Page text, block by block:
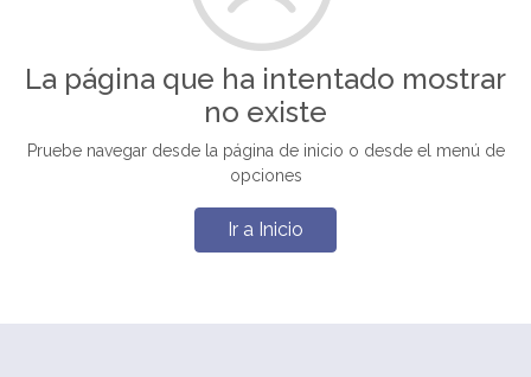
La página que ha intentado mostrar
no existe
Pruebe navegar desde la página de inicio o desde el menú de
opciones
Ir a Inicio